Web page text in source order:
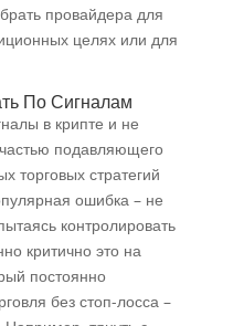
провайдера для
целях или для
По Сигналам
в крипте и не
подавляющего
торговых стратегий
ошибка – не
контролировать
критично это на
постоянно
без стоп-лосса –